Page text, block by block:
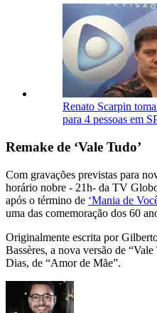
Renato Scarpin
para 4 pessoas em
Remake de ‘Vale Tudo’
Com gravações previstas para
horário nobre - 21h- da TV
após o término de ‘Mania de
uma das comemoração dos 60
Originalmente escrita por
Bassères, a nova versão de
Dias, de “Amor de Mãe”.